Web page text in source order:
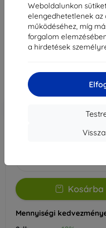
Weboldalunkon
elengedhetetlenek az
működéséhez, míg
forgalom
a hirdetések
3mk Silky Matt Privacy
Drive 10-hez
Alkalmas: Kruger&Matz Drive
5 089 Ft
4 580 Ft
Ár ÁFA nelkül
Kosárba
Mennyiségi